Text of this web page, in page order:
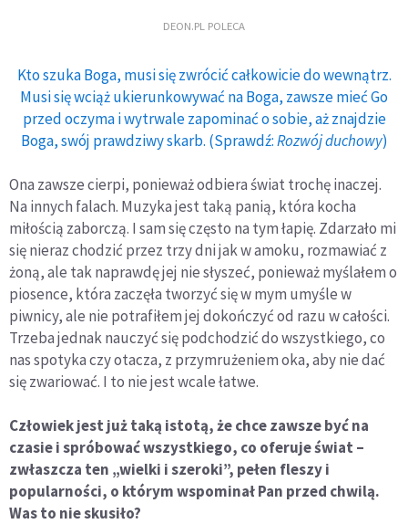
DEON.PL POLECA
Kto szuka Boga, musi się zwrócić całkowicie do wewnątrz.
Musi się wciąż ukierunkowywać na Boga, zawsze mieć Go
przed oczyma i wytrwale zapominać o sobie, aż znajdzie
Boga, swój prawdziwy skarb. (Sprawdź:Rozwój duchowy)
Ona zawsze cierpi, ponieważ odbiera świat trochę inaczej.
Na innych falach. Muzyka jest taką panią, która kocha
miłością zaborczą. I sam się często na tym łapię. Zdarzało mi
się nieraz chodzić przez trzy dni jak w amoku, rozmawiać z
żoną, ale tak naprawdę jej nie słyszeć, ponieważ myślałem o
piosence, która zaczęła tworzyć się w mym umyśle w
piwnicy, ale nie potrafiłem jej dokończyć od razu w całości.
Trzeba jednak nauczyć się podchodzić do wszystkiego, co
nas spotyka czy otacza, z przymrużeniem oka, aby nie dać
się zwariować. I to nie jest wcale łatwe.
Człowiek jest już taką istotą, że chce zawsze być na
czasie i spróbować wszystkiego, co oferuje świat –
zwłaszcza ten „wielki i szeroki”, pełen fleszy i
popularności, o którym wspominał Pan przed chwilą.
Was to nie skusiło?